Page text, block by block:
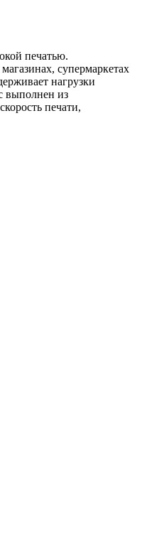
печатью.
супермаркетах
нагрузки
выполнен из
печати,